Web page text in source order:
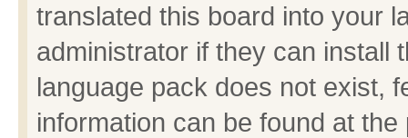
translated this board into your
administrator if they can install
language pack does not exist,
information can be found at